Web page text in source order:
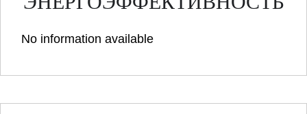
No information available